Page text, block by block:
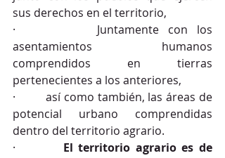
sus derechos en el territorio,
·         Juntamente con los
asentamientos humanos
comprendidos en tierras
pertenecientes a los anteriores,
·         así como también, las áreas de
potencial urbano comprendidas
dentro del territorio agrario.
· El territorio agrario es de